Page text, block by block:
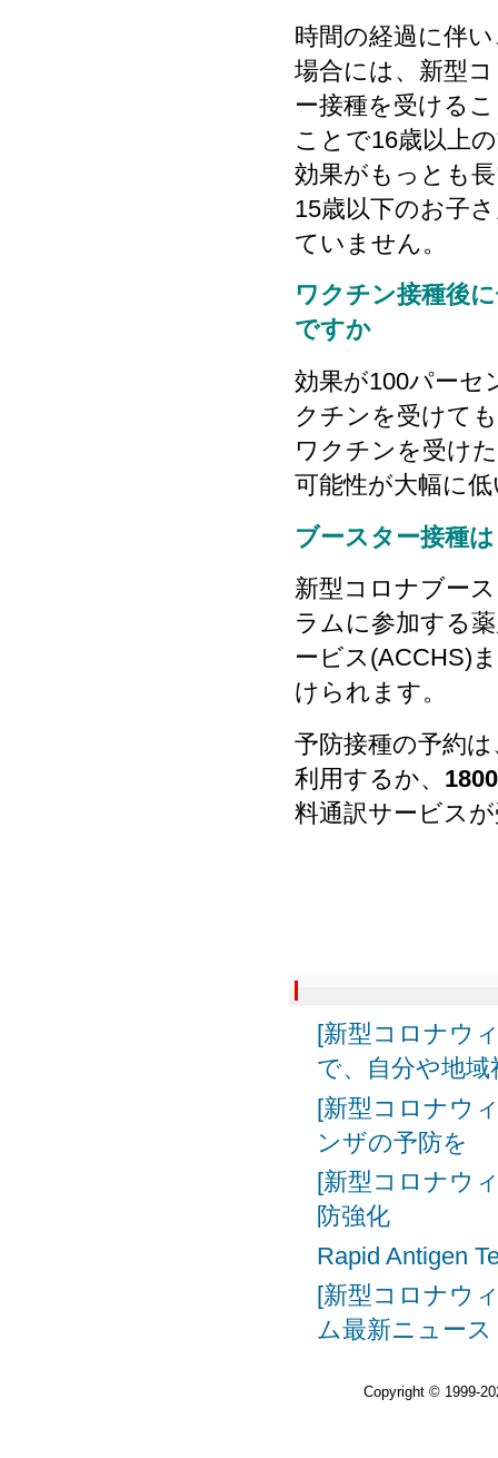
時間の経過に伴
場合には、新型
ー接種を受ける
ことで16歳以上
効果がもっとも
15歳以下のお子
ていません。
ワクチン接種後
ですか
効果が100パーセ
クチンを受けて
ワクチンを受け
可能性が大幅に
ブースター接種
新型コロナブー
ラムに参加する
ービス(ACCHS)
けられます。
予防接種の予約
利用するか、
料通訳サービス
[新型コロナウ
で、自分や地
[新型コロナウ
ンザの予防を
[新型コロナウ
防強化
Rapid Antigen
[新型コロナウ
ム最新ニュース
Copyright © 1999-